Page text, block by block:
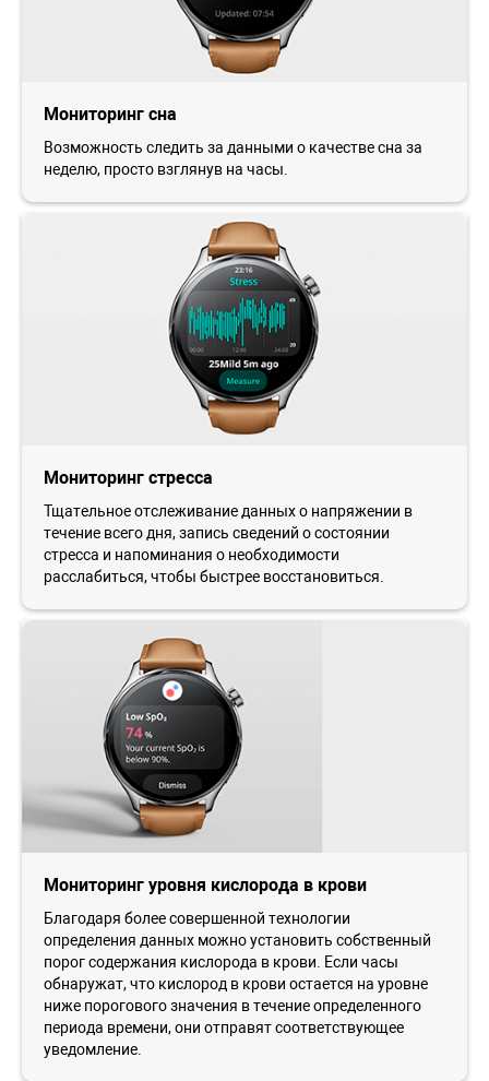
Мониторинг сна
Возможность следить за данными о качестве сна за
неделю, просто взглянув на часы.
Мониторинг стресса
Тщательное отслеживание данных о напряжении в
течение всего дня, запись сведений о состоянии
стресса и напоминания о необходимости
расслабиться, чтобы быстрее восстановиться.
Мониторинг уровня кислорода в крови
Благодаря более совершенной технологии
определения данных можно установить собственный
порог содержания кислорода в крови. Если часы
обнаружат, что кислород в крови остается на уровне
ниже порогового значения в течение определенного
периода времени, они отправят соответствующее
уведомление.